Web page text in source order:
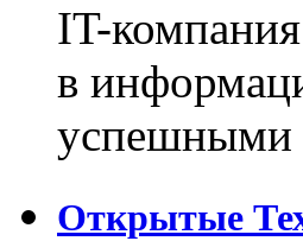
IT-
в
успешными
Открытые